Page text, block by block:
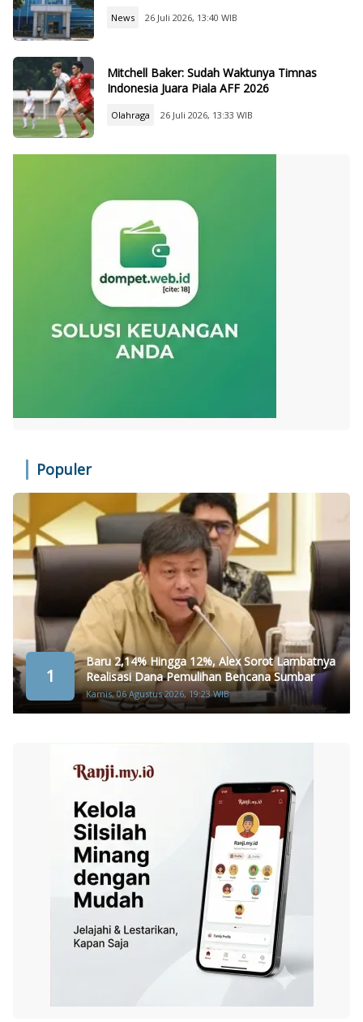
News 26 Juli 2026, 13:40 WIB
Mitchell Baker: Sudah Waktunya Timnas
Indonesia Juara Piala AFF 2026
Olahraga 26 Juli 2026, 13:33 WIB
Populer
1
Baru 2,14% Hingga 12%, Alex Sorot Lambatnya
Realisasi Dana Pemulihan Bencana Sumbar
Kamis, 06 Agustus 2026, 19:23 WIB